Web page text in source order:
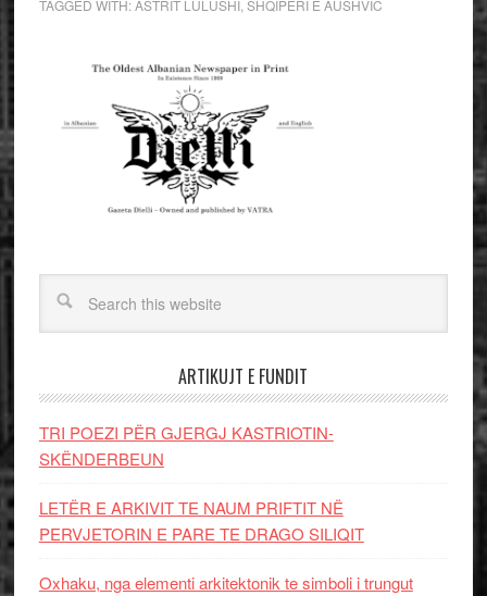
TAGGED WITH:ASTRIT LULUSHI, SHQIPERI E AUSHVIC
ARTIKUJT E FUNDIT
TRI POEZI PËR GJERGJ KASTRIOTIN-
SKËNDERBEUN
LETËR E ARKIVIT TE NAUM PRIFTIT NË
PERVJETORIN E PARE TE DRAGO SILIQIT
Oxhaku, nga elementi arkitektonik te simboli i trungut